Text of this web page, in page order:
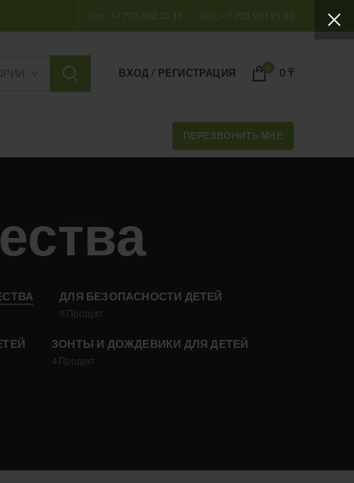
тел.: +7 705 802 15 15 тел.: +7 705 901 91 30
ВХОД / РЕГИСТРАЦИЯ 0 0 ₸
ПЕРЕЗВОНИТЬ МНЕ
ДЛЯ БЕЗОПАСНОСТИ ДЕТЕЙ
8 Продукт
ЗОНТЫ И ДОЖДЕВИКИ ДЛЯ ДЕТЕЙ
4 Продукт